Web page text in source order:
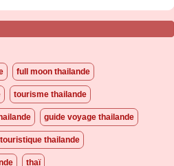
full moon thailande
tourisme thailande
guide voyage thailande
thailande
thaï